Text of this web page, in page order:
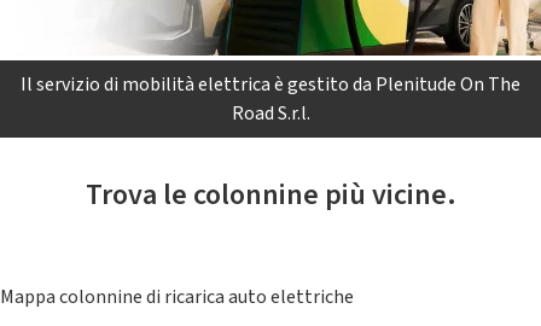
Il servizio di mobilità elettrica è gestito da Plenitude On The
Road S.r.l.
Trova le colonnine più vicine.
Mappa colonnine di ricarica auto elettriche